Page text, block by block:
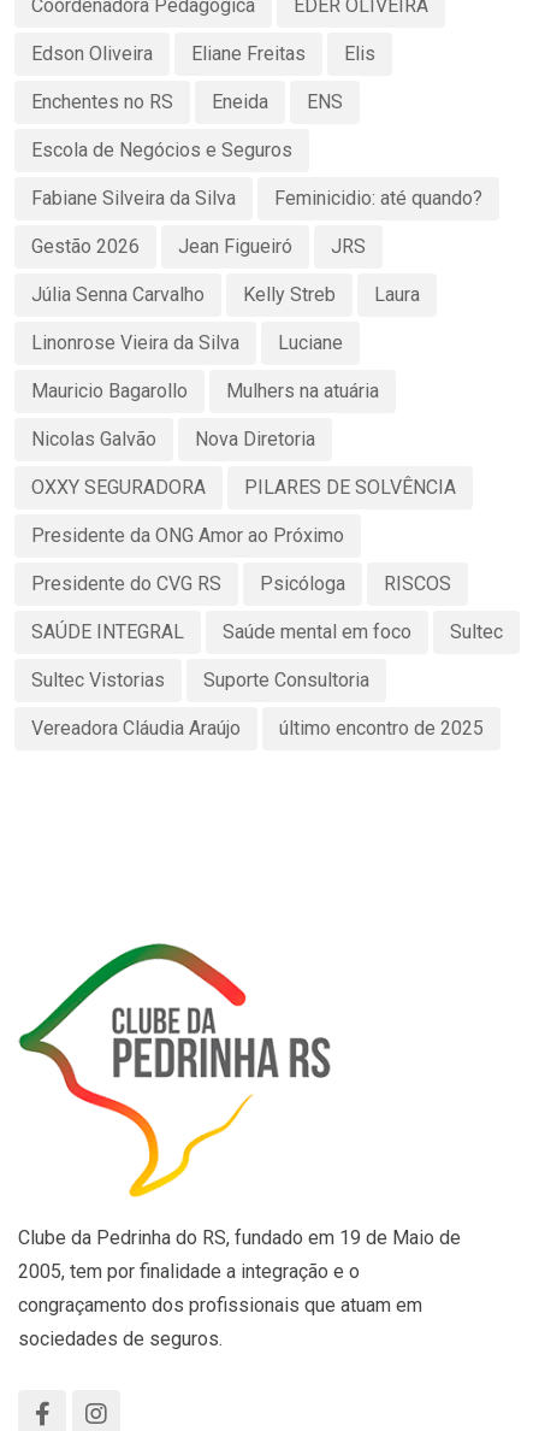
Coordenadora Pedagógica EDER OLIVEIRA
Edson Oliveira Eliane Freitas Elis
Enchentes no RS Eneida ENS
Escola de Negócios e Seguros
Fabiane Silveira da Silva Feminicidio: até quando?
Gestão 2026 Jean Figueiró JRS
Júlia Senna Carvalho Kelly Streb Laura
Linonrose Vieira da Silva Luciane
Mauricio Bagarollo Mulhers na atuária
Nicolas Galvão Nova Diretoria
OXXY SEGURADORA PILARES DE SOLVÊNCIA
Presidente da ONG Amor ao Próximo
Presidente do CVG RS Psicóloga RISCOS
SAÚDE INTEGRAL Saúde mental em foco Sultec
Sultec Vistorias Suporte Consultoria
Vereadora Cláudia Araújo último encontro de 2025
Clube da Pedrinha do RS, fundado em 19 de Maio de
2005, tem por finalidade a integração e o
congraçamento dos profissionais que atuam em
sociedades de seguros.